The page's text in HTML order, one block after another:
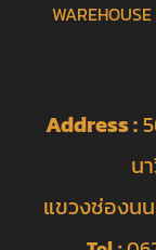
Address :
น
แขวงช่องน